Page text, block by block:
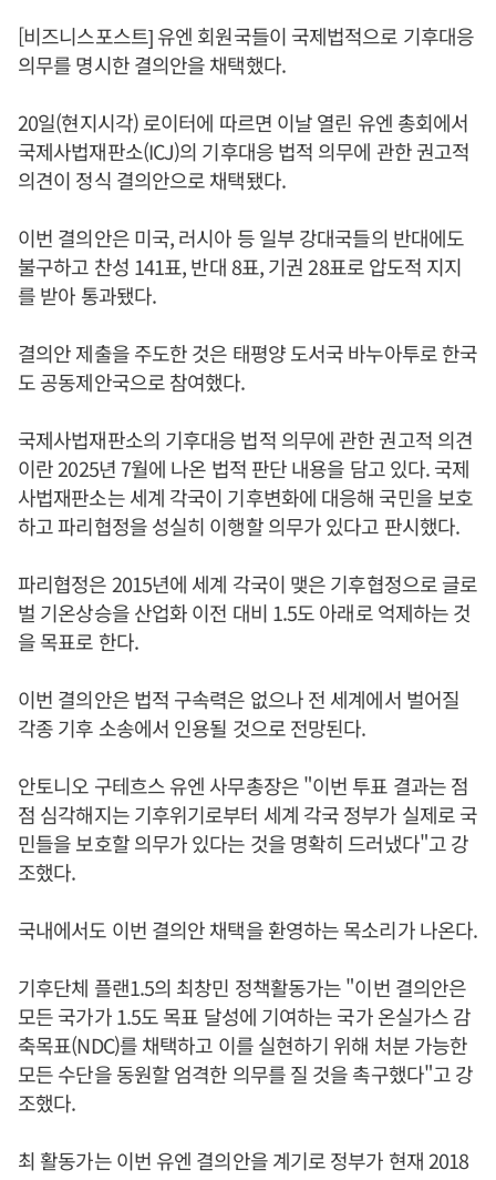
[비즈니스포스트] 유엔 회원국들이 국제법적으로 기후대응
의무를 명시한 결의안을 채택했다.
20일(현지시각) 로이터에 따르면 이날 열린 유엔 총회에서
국제사법재판소(ICJ)의 기후대응 법적 의무에 관한 권고적
의견이 정식 결의안으로 채택됐다.
이번 결의안은 미국, 러시아 등 일부 강대국들의 반대에도
불구하고 찬성 141표, 반대 8표, 기권 28표로 압도적 지지
를 받아 통과됐다.
결의안 제출을 주도한 것은 태평양 도서국 바누아투로 한국
도 공동제안국으로 참여했다.
국제사법재판소의 기후대응 법적 의무에 관한 권고적 의견
이란 2025년 7월에 나온 법적 판단 내용을 담고 있다. 국제
사법재판소는 세계 각국이 기후변화에 대응해 국민을 보호
하고 파리협정을 성실히 이행할 의무가 있다고 판시했다.
파리협정은 2015년에 세계 각국이 맺은 기후협정으로 글로
벌 기온상승을 산업화 이전 대비 1.5도 아래로 억제하는 것
을 목표로 한다.
이번 결의안은 법적 구속력은 없으나 전 세계에서 벌어질
각종 기후 소송에서 인용될 것으로 전망된다.
안토니오 구테흐스 유엔 사무총장은 "이번 투표 결과는 점
점 심각해지는 기후위기로부터 세계 각국 정부가 실제로 국
민들을 보호할 의무가 있다는 것을 명확히 드러냈다"고 강
조했다.
국내에서도 이번 결의안 채택을 환영하는 목소리가 나온다.
기후단체 플랜1.5의 최창민 정책활동가는 "이번 결의안은
모든 국가가 1.5도 목표 달성에 기여하는 국가 온실가스 감
축목표(NDC)를 채택하고 이를 실현하기 위해 처분 가능한
모든 수단을 동원할 엄격한 의무를 질 것을 촉구했다"고 강
조했다.
최 활동가는 이번 유엔 결의안을 계기로 정부가 현재 2018